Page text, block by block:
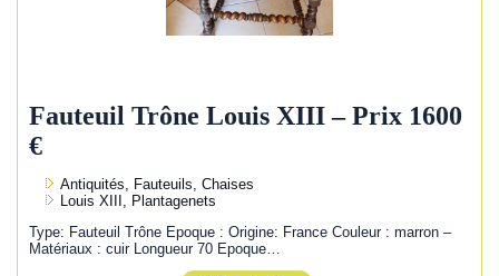
Fauteuil Trône Louis XIII – Prix 1600
€
Antiquités, Fauteuils, Chaises
Louis XIII, Plantagenets
Type: Fauteuil Trône Epoque : Origine: France Couleur : marron –
Matériaux : cuir Longueur 70 Epoque…